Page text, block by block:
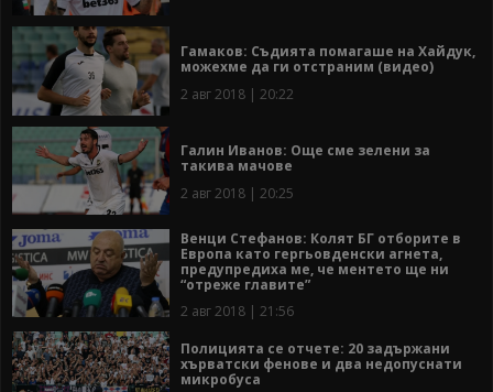
Гамаков: Съдията помагаше на Хайдук,
можехме да ги отстраним (видео)
2 авг 2018 | 20:22
Галин Иванов: Още сме зелени за
такива мачове
2 авг 2018 | 20:25
Венци Стефанов: Колят БГ отборите в
Европа като гергьовденски агнета,
предупредиха ме, че ментето ще ни
“отреже главите”
2 авг 2018 | 21:56
Полицията се отчете: 20 задържани
хърватски фенове и два недопуснати
микробуса